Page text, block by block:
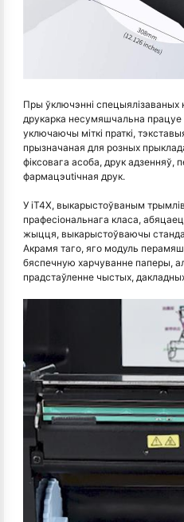
Пры ўключэнні спецыялізаваных
друкарка несумяшчальна працуе
уключаючы міткі праткі,
прызначаная для розных
фіксовага асоба, друк адзенняў,
фармацэutiчная друк.
У iT4X, выкарыстоўваным
прафесіональнага класа,
жыцця, выкарыстоўваючы
Акрамя таго, яго модуль
бяспечную харчуванне паперы,
прадстаўленне чыстых,